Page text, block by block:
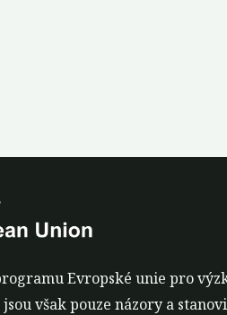
Evropské unie pro
však pouze názory a